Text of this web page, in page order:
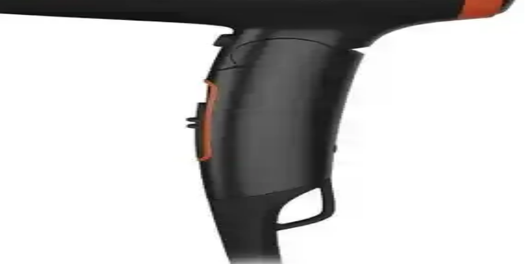
Koruyan En İyi Modeller
gelişmiş özellikleriyle öne çıkan saç kurutma cihazları hakkında detaylar.
teknolojisiyle evde ve salonda profesyonel saç bakımı sağlar, dayanıklı ve şık tasarımıyla öne çıkar.
avantajları ve kullanıcı yorumlarıyla detaylı karşılaştırmasıyla en iyi seçimi yapın.
Sistemi Özellikleri ve Kullanıcı Yorumları
tasarımı ve teknolojik özellikleriyle saç bakımını pratik hale getiriyor. Kullanıcılar, yüksek performans ve güvenlik avantajlarından
ve iyon teknolojisi ile saç bakımında pratik ve etkili çözümler sunar.